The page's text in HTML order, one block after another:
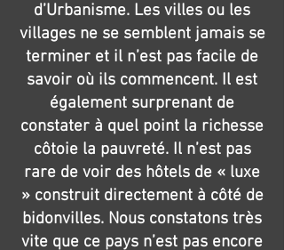
d’Urbanisme. Les villes ou les
villages ne se semblent jamais se
terminer et il n’est pas facile de
savoir où ils commencent. Il est
également surprenant de
constater à quel point la richesse
côtoie la pauvreté. Il n’est pas
rare de voir des hôtels de « luxe
» construit directement à côté de
bidonvilles. Nous constatons très
vite que ce pays n’est pas encore